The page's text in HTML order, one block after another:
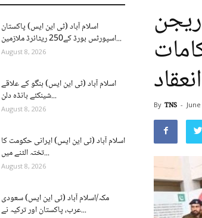
By TNS -
اسلام آباد (ٹی این ایس) پاکستان
اسپورٹس بورڈ کے250 ریٹائرڈ ملازمین...
August 8, 2026
اسلام آباد (ٹی این ایس) ہنگو کے علاقے
شینکئے بانڈہ دلن...
August 8, 2026
اسلام آباد (ٹی این ایس) ایرانی حکومت کا
تختہ الٹنے میں...
August 8, 2026
مکہ/اسلام آباد (ٹی این ایس) سعودی
عرب، پاکستان اور ترکیہ نے...